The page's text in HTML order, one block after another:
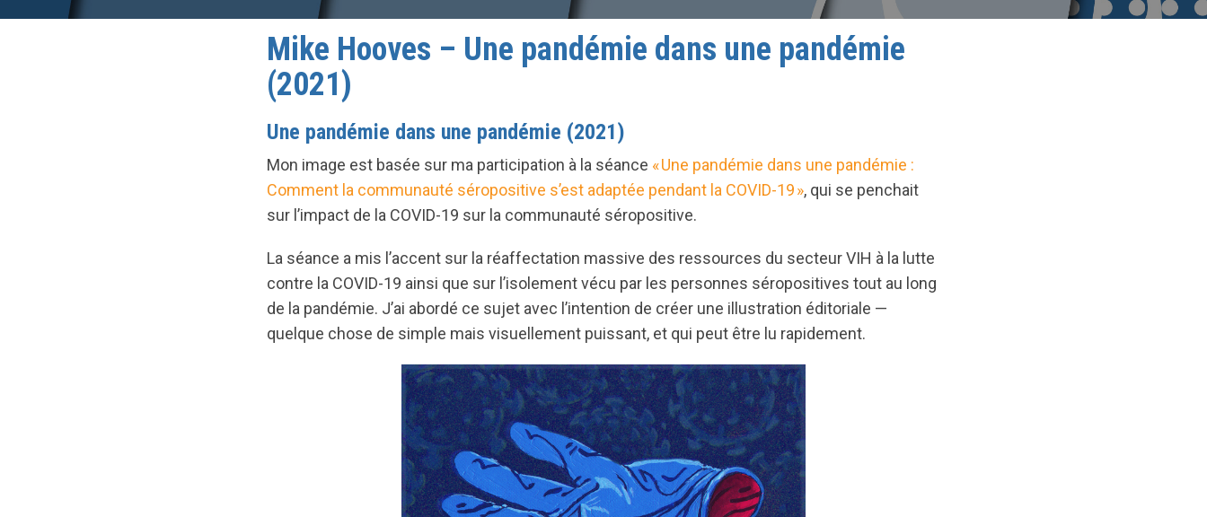
Mike Hooves – Une pandémie dans une pandémie
(2021)
Une pandémie dans une pandémie (2021)
Mon image est basée sur ma participation à la séance « Une pandémie dans une pandémie :
Comment la communauté séropositive s’est adaptée pendant la COVID-19 », qui se penchait
sur l’impact de la COVID-19 sur la communauté séropositive.
La séance a mis l’accent sur la réaffectation massive des ressources du secteur VIH à la lutte
contre la COVID-19 ainsi que sur l’isolement vécu par les personnes séropositives tout au long
de la pandémie. J’ai abordé ce sujet avec l’intention de créer une illustration éditoriale —
quelque chose de simple mais visuellement puissant, et qui peut être lu rapidement.